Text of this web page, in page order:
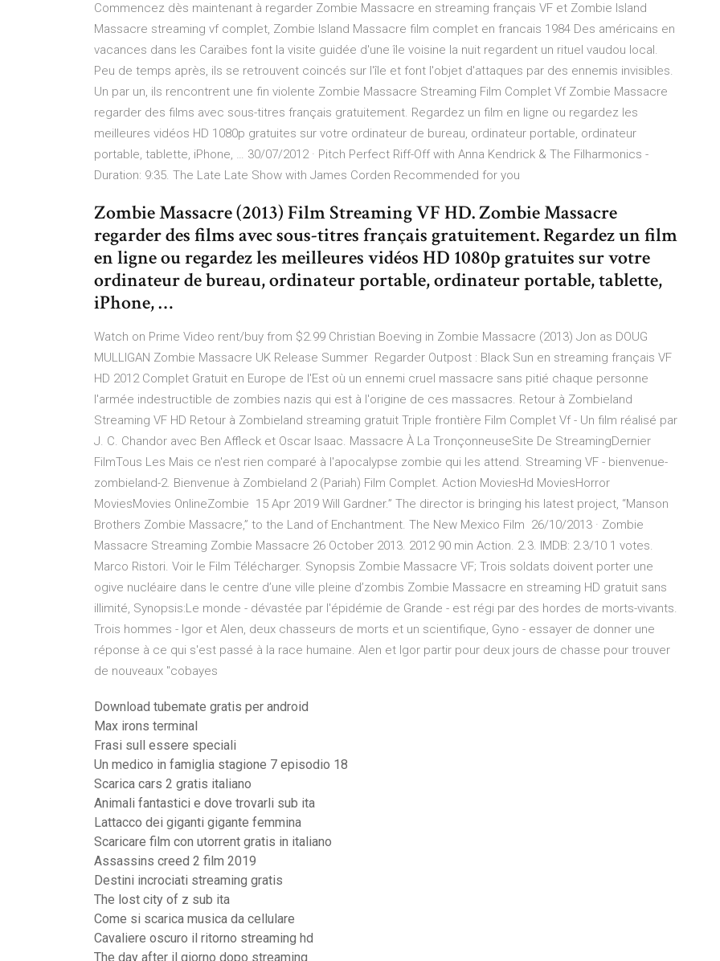
Commencez dès maintenant à regarder Zombie Massacre en streaming français VF et Zombie Island
Massacre streaming vf complet, Zombie Island Massacre film complet en francais 1984 Des américains en
vacances dans les Caraïbes font la visite guidée d'une île voisine la nuit regardent un rituel vaudou local.
Peu de temps après, ils se retrouvent coincés sur l'île et font l'objet d'attaques par des ennemis invisibles.
Un par un, ils rencontrent une fin violente Zombie Massacre Streaming Film Complet Vf Zombie Massacre
regarder des films avec sous-titres français gratuitement. Regardez un film en ligne ou regardez les
meilleures vidéos HD 1080p gratuites sur votre ordinateur de bureau, ordinateur portable, ordinateur
portable, tablette, iPhone, … 30/07/2012 · Pitch Perfect Riff-Off with Anna Kendrick & The Filharmonics -
Duration: 9:35. The Late Late Show with James Corden Recommended for you
Zombie Massacre (2013) Film Streaming VF HD. Zombie Massacre
regarder des films avec sous-titres français gratuitement. Regardez un film
en ligne ou regardez les meilleures vidéos HD 1080p gratuites sur votre
ordinateur de bureau, ordinateur portable, ordinateur portable, tablette,
iPhone, …
Watch on Prime Video rent/buy from $2.99 Christian Boeving in Zombie Massacre (2013) Jon as DOUG
MULLIGAN Zombie Massacre UK Release Summer Regarder Outpost : Black Sun en streaming français VF
HD 2012 Complet Gratuit en Europe de l'Est où un ennemi cruel massacre sans pitié chaque personne
l'armée indestructible de zombies nazis qui est à l'origine de ces massacres. Retour à Zombieland
Streaming VF HD Retour à Zombieland streaming gratuit Triple frontière Film Complet Vf - Un film réalisé par
J. C. Chandor avec Ben Affleck et Oscar Isaac. Massacre À La TronçonneuseSite De StreamingDernier
FilmTous Les Mais ce n'est rien comparé à l'apocalypse zombie qui les attend. Streaming VF - bienvenue-
zombieland-2. Bienvenue à Zombieland 2 (Pariah) Film Complet. Action MoviesHd MoviesHorror
MoviesMovies OnlineZombie 15 Apr 2019 Will Gardner.” The director is bringing his latest project, “Manson
Brothers Zombie Massacre,” to the Land of Enchantment. The New Mexico Film 26/10/2013 · Zombie
Massacre Streaming Zombie Massacre 26 October 2013. 2012 90 min Action. 2.3. IMDB: 2.3/10 1 votes.
Marco Ristori. Voir le Film Télécharger. Synopsis Zombie Massacre VF; Trois soldats doivent porter une
ogive nucléaire dans le centre d’une ville pleine d’zombis Zombie Massacre en streaming HD gratuit sans
illimité, Synopsis:Le monde - dévastée par l'épidémie de Grande - est régi par des hordes de morts-vivants.
Trois hommes - Igor et Alen, deux chasseurs de morts et un scientifique, Gyno - essayer de donner une
réponse à ce qui s'est passé à la race humaine. Alen et Igor partir pour deux jours de chasse pour trouver
de nouveaux "cobayes
Download tubemate gratis per android
Max irons terminal
Frasi sull essere speciali
Un medico in famiglia stagione 7 episodio 18
Scarica cars 2 gratis italiano
Animali fantastici e dove trovarli sub ita
Lattacco dei giganti gigante femmina
Scaricare film con utorrent gratis in italiano
Assassins creed 2 film 2019
Destini incrociati streaming gratis
The lost city of z sub ita
Come si scarica musica da cellulare
Cavaliere oscuro il ritorno streaming hd
The day after il giorno dopo streaming